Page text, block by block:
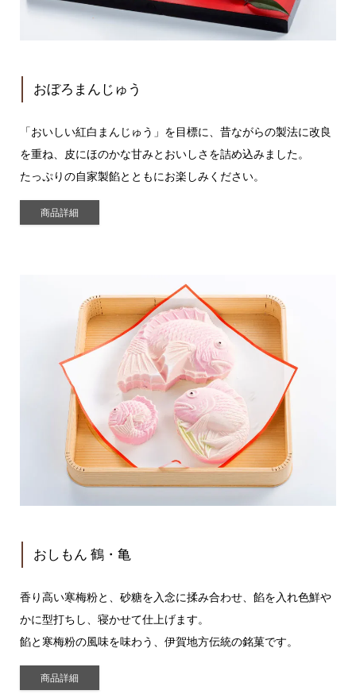
おぼろまんじゅう
「おいしい紅白まんじゅう」を目標に、昔ながらの製法に改良
を重ね、皮にほのかな甘みとおいしさを詰め込みました。
たっぷりの自家製餡とともにお楽しみください。
商品詳細
おしもん 鶴・亀
香り高い寒梅粉と、砂糖を入念に揉み合わせ、餡を入れ色鮮や
かに型打ちし、寝かせて仕上げます。
餡と寒梅粉の風味を味わう、伊賀地方伝統の銘菓です。
商品詳細